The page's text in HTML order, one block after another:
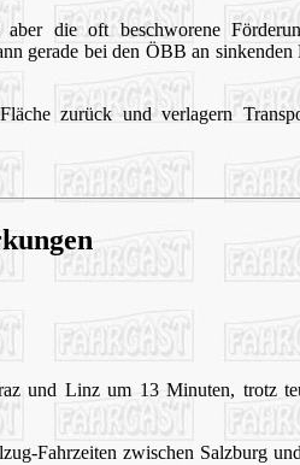
aber die oft beschworene
gerade bei den ÖBB an sinkenden
zurück und verlagern
und Linz um 13 Minuten, trotz
Fahrzeiten zwischen Salzburg